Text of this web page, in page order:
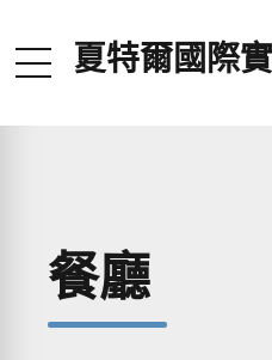
夏特爾國際
餐廳